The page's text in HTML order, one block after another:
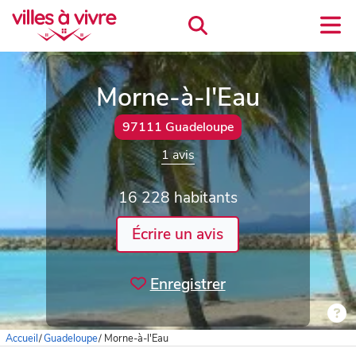
Morne-à-l'Eau
97111 Guadeloupe
1 avis
16 228 habitants
Écrire un avis
Enregistrer
Accueil/Guadeloupe/ Morne-à-l'Eau